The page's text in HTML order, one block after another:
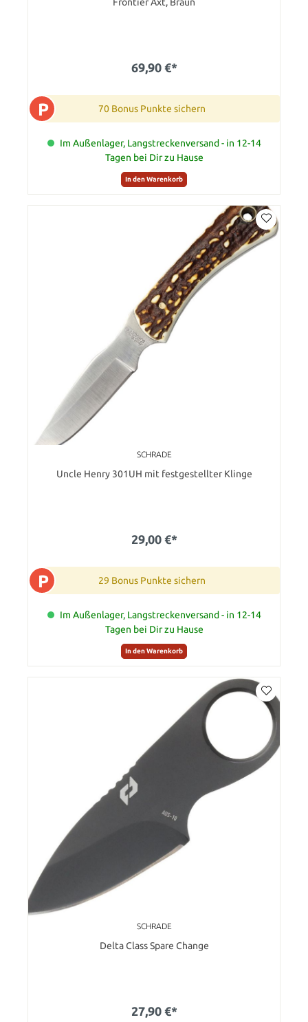
69,90 €*
P 70 Bonus Punkte sichern
Im Außenlager, Langstreckenversand - in 12-14
Tagen bei Dir zu Hause
In den Warenkorb
SCHRADE
Uncle Henry 301UH mit festgestellter Klinge
29,00 €*
P 29 Bonus Punkte sichern
Im Außenlager, Langstreckenversand - in 12-14
Tagen bei Dir zu Hause
In den Warenkorb
SCHRADE
Delta Class Spare Change
27,90 €*